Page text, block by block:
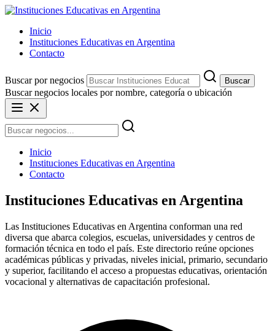
Saltar
contenido
Inicio
Instituciones Educativas en Argentina
Contacto
Buscar por negocios Buscar
Buscar negocios locales por nombre, categoría o ubicación
Inicio
Instituciones Educativas en Argentina
Contacto
Instituciones Educativas en Argentina
Las Instituciones Educativas en Argentina conforman una red
diversa que abarca colegios, escuelas, universidades y centros de
formación técnica en todo el país. Este directorio reúne opciones
académicas públicas y privadas, niveles inicial, primario, secundario
y superior, facilitando el acceso a propuestas educativas, orientación
vocacional y alternativas de capacitación profesional.